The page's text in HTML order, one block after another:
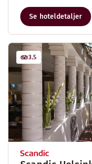
Se hoteldetaljer
3.5